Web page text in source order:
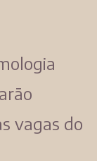
vagas do